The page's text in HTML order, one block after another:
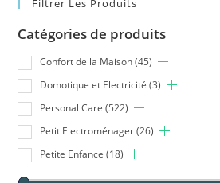
Filtrer Les Produits
Catégories de produits
Confort de la Maison (45)
Domotique et Electricité (3)
Personal Care (522)
Petit Electroménager (26)
Petite Enfance (18)